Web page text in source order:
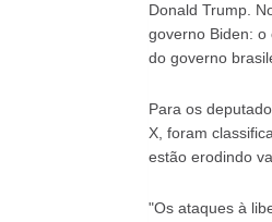
Donald Trump.
governo Biden: o
do governo
Para os
X, foram
estão erodindo
"Os ataques à